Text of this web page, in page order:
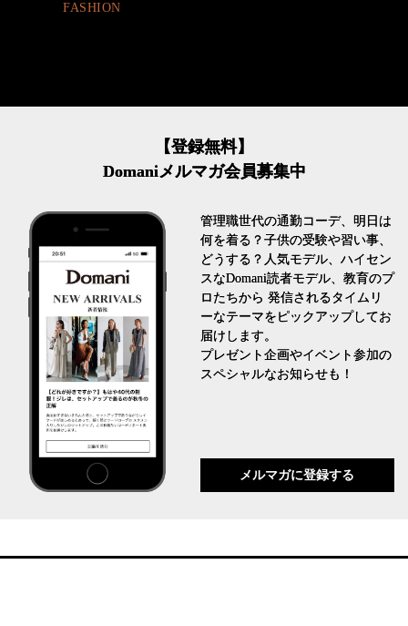
FASHION
【登録無料】
Domaniメルマガ会員募集中
管理職世代の通勤コーデ、明日は
何を着る？子供の受験や習い事、
どうする？人気モデル、ハイセン
スなDomani読者モデル、教育のプ
ロたちから 発信されるタイムリ
ーなテーマをピックアップしてお
届けします。
プレゼント企画やイベント参加の
スペシャルなお知らせも！
メルマガに登録する